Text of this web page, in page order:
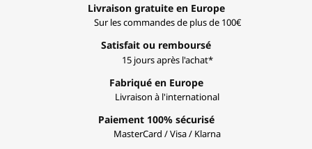
Livraison gratuite en Europe
Sur les commandes de plus de 100€
Satisfait ou remboursé
15 jours après l'achat*
Fabriqué en Europe
Livraison à l'international
Paiement 100% sécurisé
MasterCard / Visa / Klarna